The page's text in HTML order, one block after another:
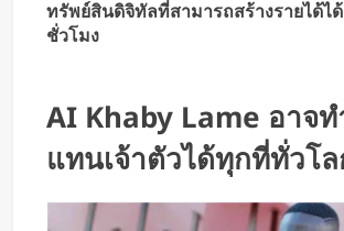
ทรัพย์สินดิจิทัลที่สามารถสร้างรายได้ไ
ชั่วโมง
AI Khaby Lame อาจ
แทนเจ้าตัวได้ทุกที่ทั่วโ